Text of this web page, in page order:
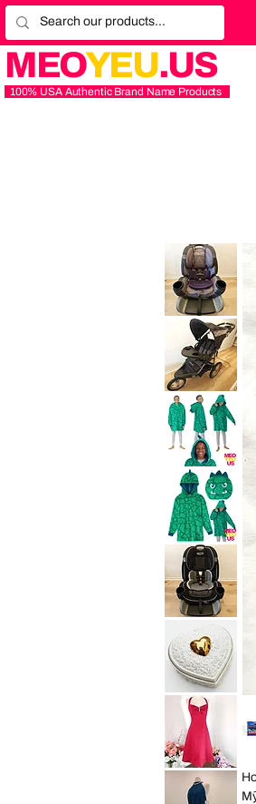
MEOYEU.US
100% USA Authentic Brand Name Products
Extend2Fit
Platinum
in-
1
10
Years
Convertible
Car
Seat
Child
Purpl
Baby
Trend
Expedition
Jogger
Travel
System
Stroller
Terrain
Jogging
Foldable
Eve
Youth
2in1
Sleep
Hoodie
Wearable
Blanket
Cozy
Pillow
Green
Dino
Kid
Saint
Youth
2in1
Sleep
Hoodie
Wearable
Blanket
Pillow
Green
Dino
Kid
Extend2Fit
4-
in-
Years
Convertible
Child
Black
Vintage
George
Good
Shaped
Trinket
Box
Cream
Porcelain
Embossed
David